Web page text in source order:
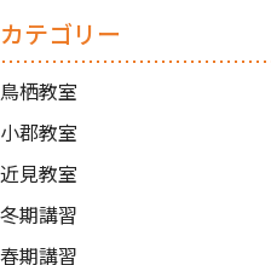
カテゴリー
鳥栖教室
小郡教室
近見教室
冬期講習
春期講習